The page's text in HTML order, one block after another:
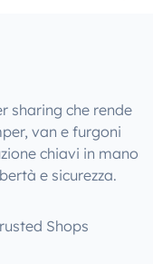
sharing che rende
van e furgoni
chiavi in mano
e sicurezza.
Shops